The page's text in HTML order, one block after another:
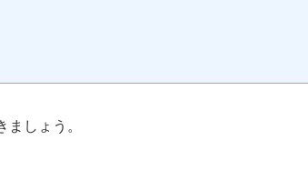
しょう。